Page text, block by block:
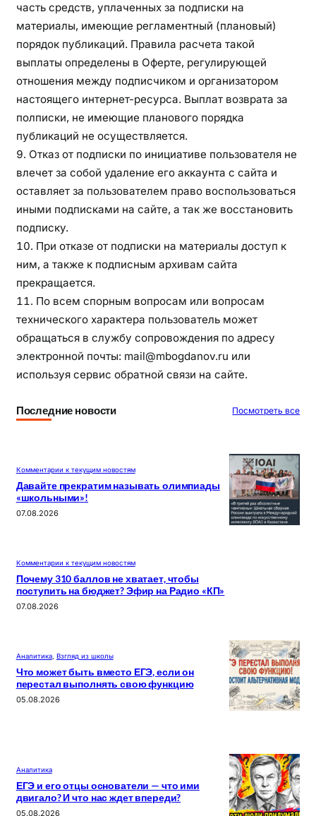
часть средств, уплаченных за подписки на
материалы, имеющие регламентный (плановый)
порядок публикаций. Правила расчета такой
выплаты определены в Оферте, регулирующей
отношения между подписчиком и организатором
настоящего интернет-ресурса. Выплат возврата за
полписки, не имеющие планового порядка
публикаций не осуществляется.
Отказ от подписки по инициативе пользователя не
влечет за собой удаление его аккаунта с сайта и
оставляет за пользователем право воспользоваться
иными подписками на сайте, а так же восстановить
подписку.
При отказе от подписки на материалы доступ к
ним, а также к подписным архивам сайта
прекращается.
По всем спорным вопросам или вопросам
технического характера пользователь может
обращаться в службу сопровождения по адресу
электронной почты: mail@mbogdanov.ru или
используя сервис обратной связи на сайте.
Последние новости Посмотреть все
Комментарии к текущим новостям
Давайте прекратим называть олимпиады
«школьными»!
07.08.2026
Комментарии к текущим новостям
Почему 310 баллов не хватает, чтобы
поступить на бюджет? Эфир на Радио «КП»
07.08.2026
Аналитика, Взгляд из школы
Что может быть вместо ЕГЭ, если он
перестал выполнять свою функцию
05.08.2026
Аналитика
ЕГЭ и его отцы основатели — что ими
двигало? И что нас ждет впереди?
05.08.2026